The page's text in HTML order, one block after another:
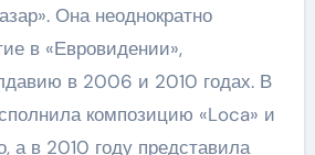
Она неоднократно
в «Евровидении»,
в 2006 и 2010 годах. В
композицию «Loca» и
а в 2010 году представила